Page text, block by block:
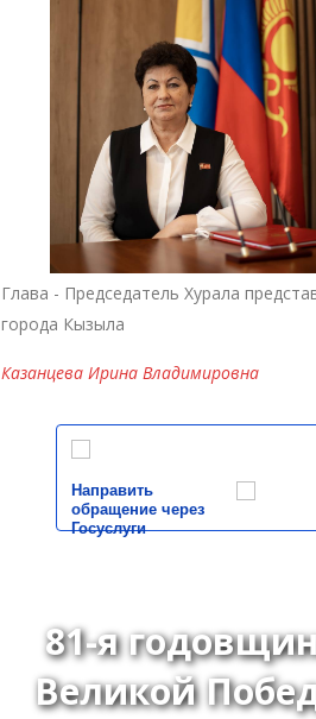
Глава - Председатель Хурала
города Кызыла
Казанцева Ирина Владимировна
Направить
обращение через
Госуслуги
81-я
Великой